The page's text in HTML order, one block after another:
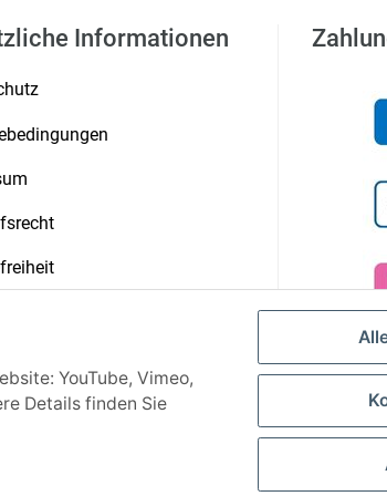
YouTube, Vimeo,
Details finden Sie
Informationen